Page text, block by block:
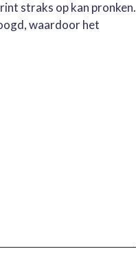
straks op kan pronken.
waardoor het